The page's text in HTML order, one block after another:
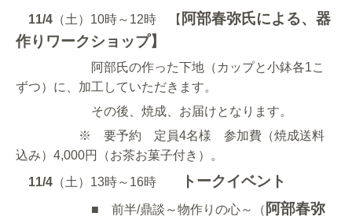
11/4 （土）10時～12時 【 阿部春弥氏による、器
作りワークショップ】
阿部氏の作った下地（カップと小鉢各1こ
ずつ）に、加工していただきます。
その後、焼成、お届けとなります。
※ 要予約 定員4名様 参加費（焼成送料
込み）4,000円（お茶お菓子付き）。
11/4 （土）13時～16時 トークイベント
■ 前半/鼎談～物作りの心～（ 阿部春弥